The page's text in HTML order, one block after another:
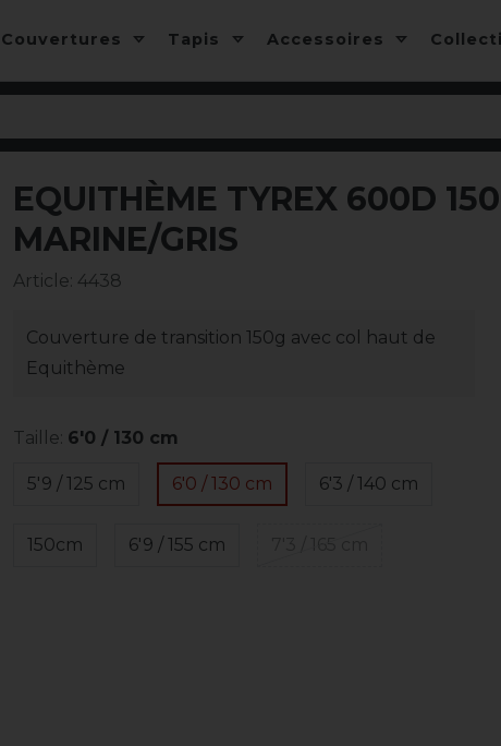
Couvertures Tapis Accessoires
-5%
EQUITHÈME TYREX 600D
MARINE/GRIS
Article: 4438
Couverture de transition 150g avec col haut de
Equithème
Taille: 6'0 / 130 cm
5'9 / 125 cm 6'0 / 130 cm 6'3 / 140 cm
150cm 6'9 / 155 cm